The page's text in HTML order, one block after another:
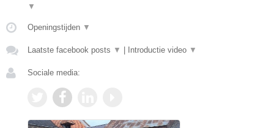
▼
Openingstijden ▼
Laatste facebook posts ▼ Introductie video ▼
Sociale media: